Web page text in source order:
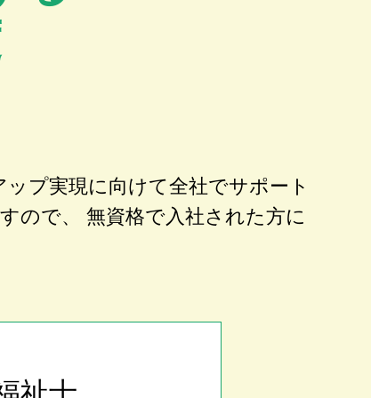
プ実現に向けて全社でサポート
ので、 無資格で入社された方に